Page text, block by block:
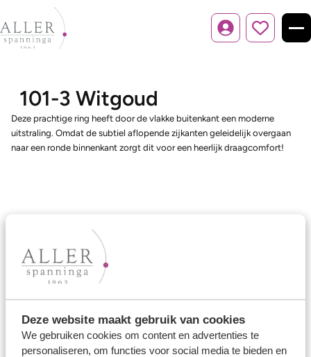
Deze website maakt gebruik van cookies
We gebruiken cookies om content en advertenties te
personaliseren, om functies voor social media te bieden en
Inloggen
101-3 Witgoud
Deze prachtige ring heeft door de vlakke buitenkant een moderne
uitstraling. Omdat de subtiel aflopende zijkanten geleidelijk overgaan
naar een ronde binnenkant zorgt dit voor een heerlijk draagcomfort!
Ons aanbod
Trouwringen
Verlovingsringen
Vriendschapsringen